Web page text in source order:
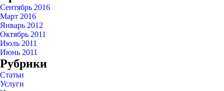
Сентябрь 2016
Март 2016
Январь 2012
Октябрь 2011
Июль 2011
Июнь 2011
Рубрики
Статьи
Услуги